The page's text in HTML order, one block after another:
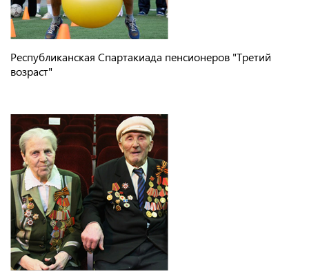
Республиканская Спартакиада пенсионеров "Третий
возраст"